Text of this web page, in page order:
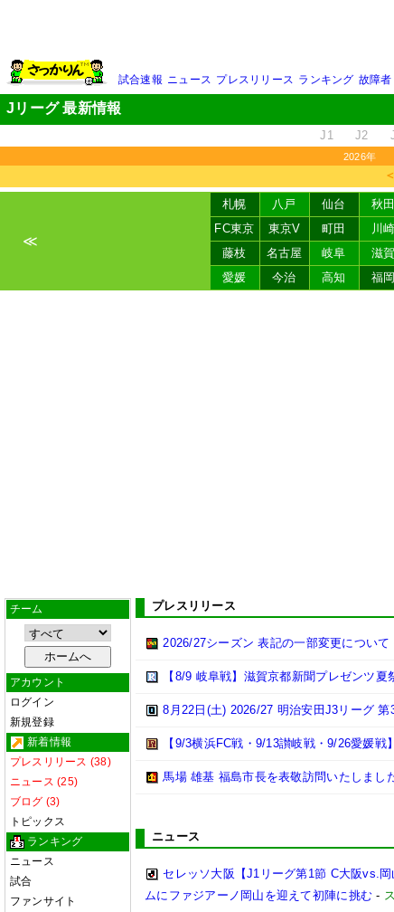
試合速報 ニュース プレスリリース ランキング 故障者
Jリーグ 最新情報
J1 J2
2026年
＜
≪
札幌 八戸 仙台 秋田
FC東京
東京V 町田 川崎
藤枝
名古屋 岐阜 滋賀
愛媛
今治 高知 福岡
チーム
アカウント
ログイン
新規登録
新着情報
プレスリリース (38)
ニュース (25)
ブログ (3)
トピックス
ランキング
ニュース
試合
ファンサイト
プレスリリース
2026/27シーズン 表記の一部変更について
【8/9 岐阜戦】滋賀京都新聞プレゼンツ夏
8月22日(土) 2026/27 明治安田J3リーグ
【9/3横浜FC戦・9/13讃岐戦・9/26愛媛
馬場 雄基 福島市長を表敬訪問いたしまし
ニュース
セレッソ大阪【J1リーグ第1節 C大阪vs.
ムにファジアーノ岡山を迎えて初陣に挑む -